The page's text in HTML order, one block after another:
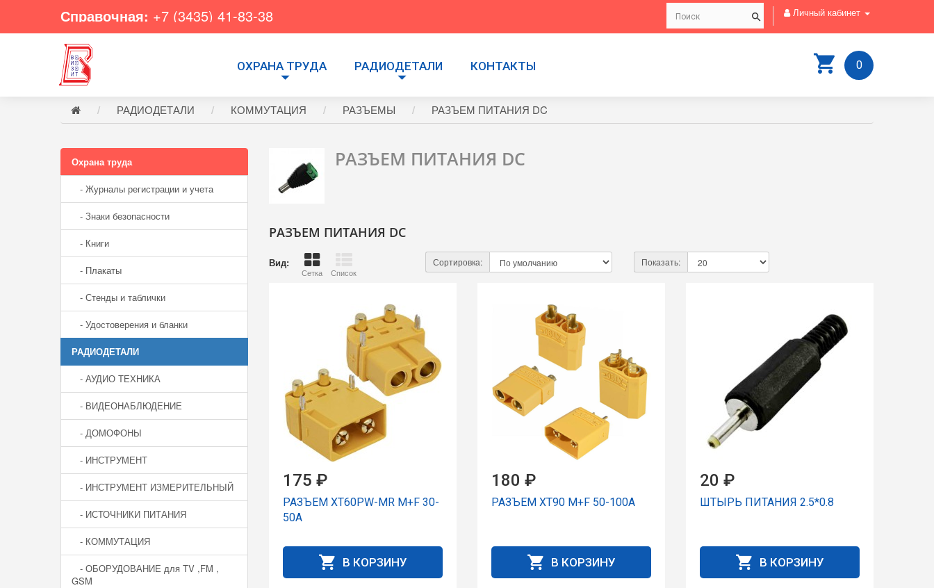
Справочная: +7 (3435) 41-83-38 Личный кабинет
0
ОХРАНА ТРУДА РАДИОДЕТАЛИ КОНТАКТЫ
РАДИОДЕТАЛИ КОММУТАЦИЯ РАЗЪЕМЫ РАЗЪЕМ ПИТАНИЯ DC
Охрана труда
- Журналы регистрации и учета
- Знаки безопасности
- Книги
- Плакаты
- Стенды и таблички
- Удостоверения и бланки
РАДИОДЕТАЛИ
- АУДИО ТЕХНИКА
- ВИДЕОНАБЛЮДЕНИЕ
- ДОМОФОНЫ
- ИНСТРУМЕНТ
- ИНСТРУМЕНТ ИЗМЕРИТЕЛЬНЫЙ
- ИСТОЧНИКИ ПИТАНИЯ
- КОММУТАЦИЯ
- ОБОРУДОВАНИЕ для TV ,FM ,
GSM
РАЗЪЕМ ПИТАНИЯ DC
РАЗЪЕМ ПИТАНИЯ DC
Вид:
Сетка Список
Сортировка: Показать:
175 ₽
РАЗЪЕМ XT60PW-MR M+F 30-
50А
В КОРЗИНУ
180 ₽
РАЗЪЕМ XT90 M+F 50-100A
В КОРЗИНУ
20 ₽
ШТЫРЬ ПИТАНИЯ 2.5*0.8
В КОРЗИНУ